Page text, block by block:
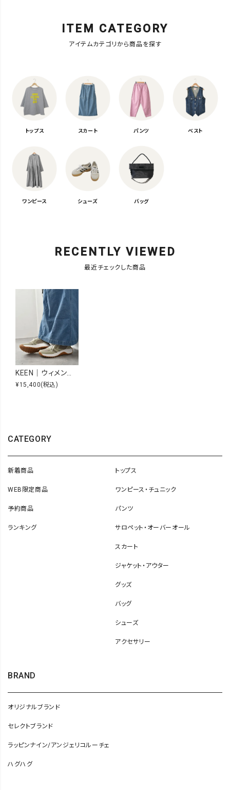
ITEM CATEGORY
アイテムカテゴリから商品を探す
トップス スカート パンツ ベスト
ワンピース シューズ バッグ
RECENTLY VIEWED
最近チェックした商品
¥15,400(税込)
CATEGORY
新着商品
WEB限定商品
予約商品
ランキング
トップス
ワンピース・チュニック
パンツ
サロペット・オーバーオール
スカート
ジャケット・アウター
グッズ
バッグ
シューズ
アクセサリー
BRAND
オリジナルブランド
セレクトブランド
ラッピンナイン/アンジェリコルーチェ
ハグハグ